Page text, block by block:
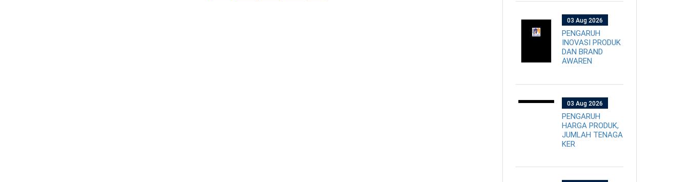
03 Aug 2026
PENGARUH
INOVASI PRODUK
DAN BRAND
AWAREN
03 Aug 2026
PENGARUH
HARGA PRODUK,
JUMLAH TENAGA
KER